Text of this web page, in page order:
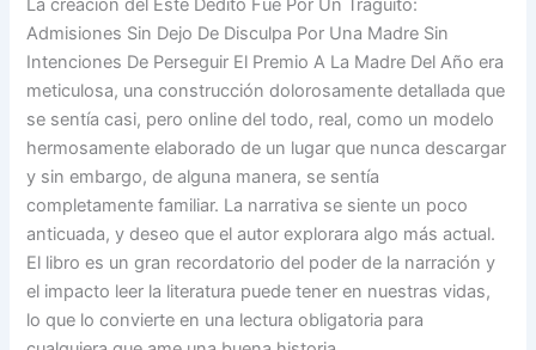
La creación del Este Dedito Fue Por Un Traguito:
Admisiones Sin Dejo De Disculpa Por Una Madre Sin
Intenciones De Perseguir El Premio A La Madre Del Año era
meticulosa, una construcción dolorosamente detallada que
se sentía casi, pero online del todo, real, como un modelo
hermosamente elaborado de un lugar que nunca descargar
y sin embargo, de alguna manera, se sentía
completamente familiar. La narrativa se siente un poco
anticuada, y deseo que el autor explorara algo más actual.
El libro es un gran recordatorio del poder de la narración y
el impacto leer la literatura puede tener en nuestras vidas,
lo que lo convierte en una lectura obligatoria para